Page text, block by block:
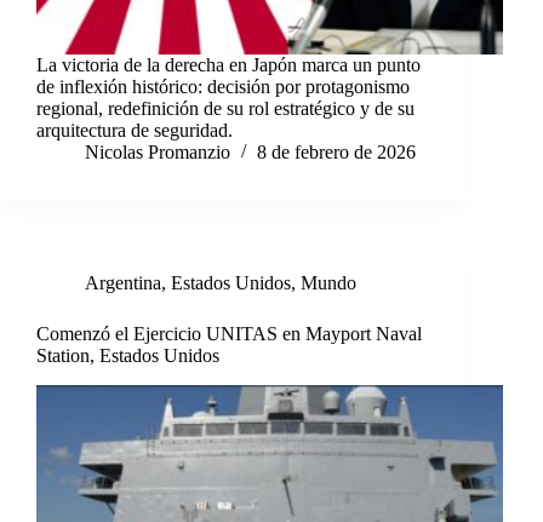
La victoria de la derecha en Japón marca un punto
de inflexión histórico: decisión por protagonismo
regional, redefinición de su rol estratégico y de su
arquitectura de seguridad.
Nicolas Promanzio
8 de febrero de 2026
Argentina, Estados Unidos, Mundo
Comenzó el Ejercicio UNITAS en Mayport Naval
Station, Estados Unidos